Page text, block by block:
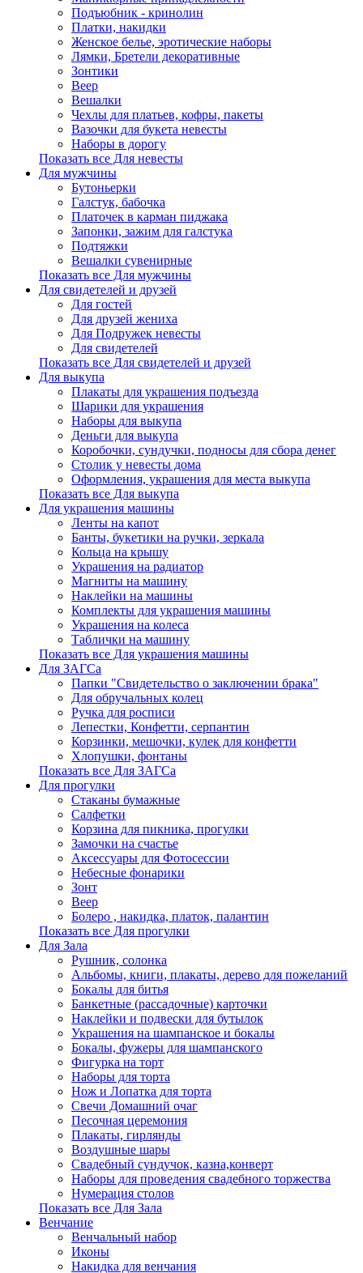
Подъюбник - кринолин
Платки, накидки
Женское белье, эротические наборы
Лямки, Бретели декоративные
Зонтики
Веер
Вешалки
Чехлы для платьев, кофры, пакеты
Вазочки для букета невесты
Наборы в дорогу
Показать все Для невесты
Для мужчины
Бутоньерки
Галстук, бабочка
Платочек в карман пиджака
Запонки, зажим для галстука
Подтяжки
Вешалки сувенирные
Показать все Для мужчины
Для свидетелей и друзей
Для гостей
Для друзей жениха
Для Подружек невесты
Для свидетелей
Показать все Для свидетелей и друзей
Для выкупа
Плакаты для украшения подъезда
Шарики для украшения
Наборы для выкупа
Деньги для выкупа
Коробочки, сундучки, подносы для сбора денег
Столик у невесты дома
Оформления, украшения для места выкупа
Показать все Для выкупа
Для украшения машины
Ленты на капот
Банты, букетики на ручки, зеркала
Кольца на крышу
Украшения на радиатор
Магниты на машину
Наклейки на машины
Комплекты для украшения машины
Украшения на колеса
Таблички на машину
Показать все Для украшения машины
Для ЗАГСа
Папки "Свидетельство о заключении брака"
Для обручальных колец
Ручка для росписи
Лепестки, Конфетти, серпантин
Корзинки, мешочки, кулек для конфетти
Хлопушки, фонтаны
Показать все Для ЗАГСа
Для прогулки
Стаканы бумажные
Салфетки
Корзина для пикника, прогулки
Замочки на счастье
Аксессуары для Фотосессии
Небесные фонарики
Зонт
Веер
Болеро , накидка, платок, палантин
Показать все Для прогулки
Для Зала
Рушник, солонка
Альбомы, книги, плакаты, дерево для пожеланий
Бокалы для битья
Банкетные (рассадочные) карточки
Наклейки и подвески для бутылок
Украшения на шампанское и бокалы
Бокалы, фужеры для шампанского
Фигурка на торт
Наборы для торта
Нож и Лопатка для торта
Свечи Домашний очаг
Песочная церемония
Плакаты, гирлянды
Воздушные шары
Свадебный сундучок, казна,конверт
Наборы для проведения свадебного торжества
Нумерация столов
Показать все Для Зала
Венчание
Венчальный набор
Иконы
Накидка для венчания